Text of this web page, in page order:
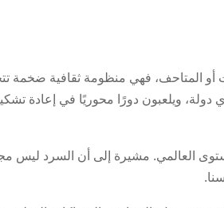
فهي منظومة ثقافية ضخمة تتجلى
ويلعبون دورًا محوريًا في إعادة
العالمي. مشيرة إلى أن السرد ليس